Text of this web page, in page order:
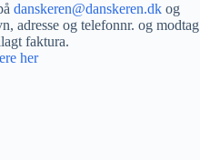
danskeren@danskeren.dk og
adresse og telefonnr. og modtag
faktura.
her